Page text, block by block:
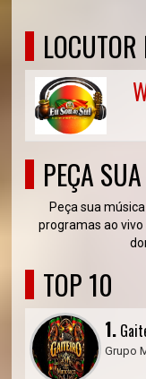
PEÇA
Peça sua
programas ao
TOP 10
1.
Grupo